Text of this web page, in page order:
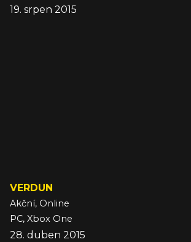
19. srpen 2015
VERDUN
Akční, Online
PC, Xbox One
28. duben 2015